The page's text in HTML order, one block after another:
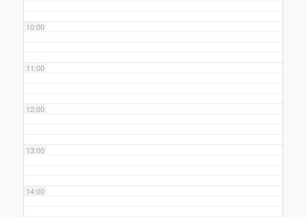
10:00
11:00
12:00
13:00
14:00